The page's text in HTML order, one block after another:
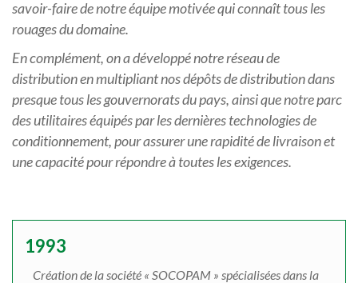
savoir-faire de notre équipe motivée qui connaît tous les
rouages du domaine.
En complément, on a développé notre réseau de
distribution en multipliant nos dépôts de distribution dans
presque tous les gouvernorats du pays, ainsi que notre parc
des utilitaires équipés par les dernières technologies de
conditionnement, pour assurer une rapidité de livraison et
une capacité pour répondre à toutes les exigences.
1993
Création de la société « SOCOPAM » spécialisées dans la